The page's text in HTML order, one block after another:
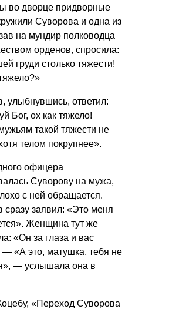
во дворце придворные
Суворова и одна из
на мундир полководца
орденов, спросила:
груди столько тяжести!
улыбнувшись, ответил:
Бог, ох как тяжело!
такой тяжести не
телом покрупнее».
офицера
Суворову на мужа,
с ней обращается.
сразу заявил: «Это меня
Женщина тут же
«Он за глаза и вас
— «А это, матушка, тебя не
— услышала она в